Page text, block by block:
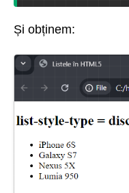
Și obținem: